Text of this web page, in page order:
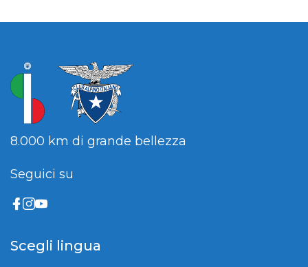
8.000 km di grande bellezza
Seguici su
Scegli lingua